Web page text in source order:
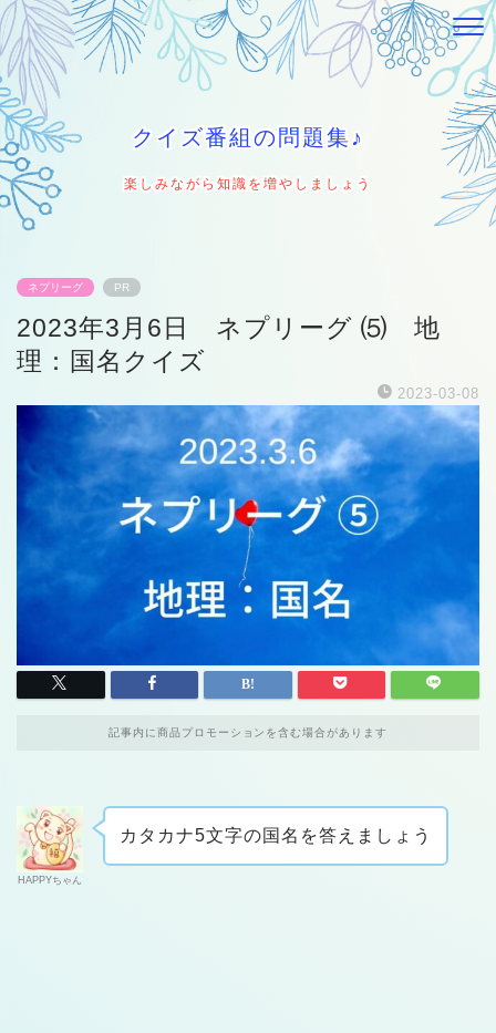
クイズ番組の問題集♪
楽しみながら知識を増やしましょう
ネプリーグ PR
2023年3月6日 ネプリーグ ⑸ 地
理：国名クイズ
2023-03-08
記事内に商品プロモーションを含む場合があります
HAPPYちゃん
カタカナ5文字の国名を答えましょう